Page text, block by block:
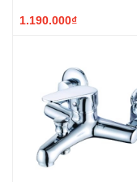
1.190.000₫